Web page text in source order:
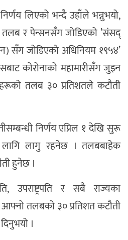
लिएको भन्दै उहाँले भन्नुभयो,
तलब र पेन्सनसँग जोडिएको ’संसद्
सँग जोडिएको अधिनियम १९५४’
कोरोनाको महामारीसँग जुझ्न
तलब ३० प्रतिशतले कटौती
निर्णय एप्रिल १ देखि सुरू
लागु रहनेछ । तलबबाहेक
हुनेछ ।
उपराष्ट्रपति र सबै राज्यका
तलबको ३० प्रतिशत कटौती
।